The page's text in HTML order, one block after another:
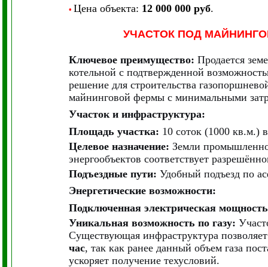
• Цена объекта: 12 000 000 руб.
УЧАСТОК ПОД
Ключевое преимущество: Продается
котельной с подтвержденной
решение для строительства
майнинговой фермы с минимальными
Участок и инфраструктура:
Площадь участка: 10 соток (1000 кв.м.)
Целевое назначение: Земли
энергообъектов соответствует
Подъездные пути: Удобный подъезд по
Энергетические возможности:
Подключенная электрическая
Уникальная возможность по газу:
Существующая инфраструктура
час, так как ранее данный объем газа
ускоряет получение техусловий.